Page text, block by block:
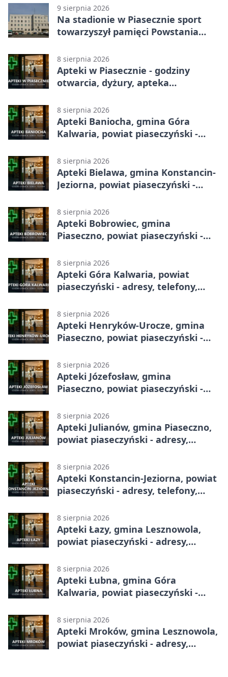
9 sierpnia 2026
Na stadionie w Piasecznie sport
towarzyszył pamięci Powstania
8 sierpnia 2026
Apteki w Piasecznie - godziny
otwarcia, dyżury, apteka
8 sierpnia 2026
Apteki Baniocha, gmina Góra
Kalwaria, powiat piaseczyński -
8 sierpnia 2026
Apteki Bielawa, gmina Konstancin-
Jeziorna, powiat piaseczyński -
8 sierpnia 2026
Apteki Bobrowiec, gmina
Piaseczno, powiat piaseczyński -
8 sierpnia 2026
Apteki Góra Kalwaria, powiat
piaseczyński - adresy, telefony,
8 sierpnia 2026
Apteki Henryków-Urocze, gmina
Piaseczno, powiat piaseczyński -
8 sierpnia 2026
Apteki Józefosław, gmina
Piaseczno, powiat piaseczyński -
8 sierpnia 2026
Apteki Julianów, gmina Piaseczno,
powiat piaseczyński - adresy,
8 sierpnia 2026
Apteki Konstancin-Jeziorna, powiat
piaseczyński - adresy, telefony,
8 sierpnia 2026
Apteki Łazy, gmina Lesznowola,
powiat piaseczyński - adresy,
8 sierpnia 2026
Apteki Łubna, gmina Góra
Kalwaria, powiat piaseczyński -
8 sierpnia 2026
Apteki Mroków, gmina Lesznowola,
powiat piaseczyński - adresy,